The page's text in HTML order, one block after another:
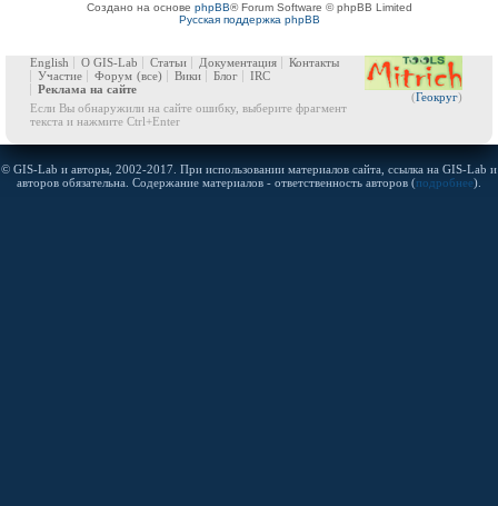
Создано на основе phpBB® Forum Software © phpBB Limited
Русская поддержка phpBB
(Геокруг)
English О GIS-Lab Статьи Документация
Контакты
Участие
Форум (все) Вики Блог
IRC
Реклама на сайте
Если Вы обнаружили на сайте ошибку, выберите фрагмент
текста и нажмите Ctrl+Enter
© GIS-Lab и авторы, 2002-2017. При использовании материалов сайта, ссылка на GIS-Lab и
авторов обязательна. Содержание материалов - ответственность авторов (подробнее).